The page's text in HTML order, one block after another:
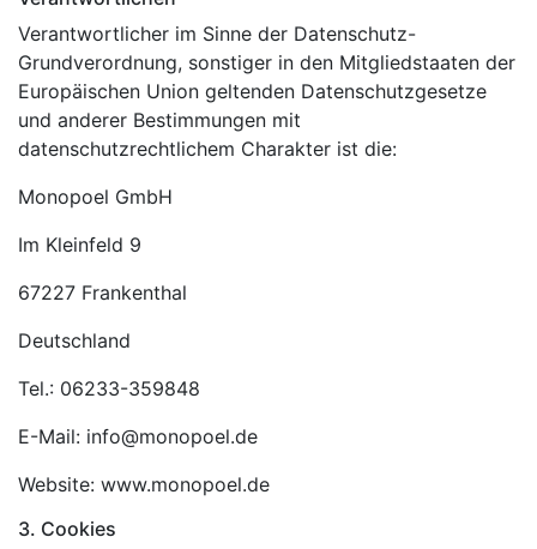
Verantwortlicher im Sinne der Datenschutz-
Grundverordnung, sonstiger in den Mitgliedstaaten der
Europäischen Union geltenden Datenschutzgesetze
und anderer Bestimmungen mit
datenschutzrechtlichem Charakter ist die:
Monopoel GmbH
Im Kleinfeld 9
67227 Frankenthal
Deutschland
Tel.: 06233-359848
E-Mail: info@monopoel.de
Website: www.monopoel.de
3. Cookies